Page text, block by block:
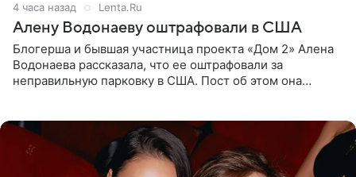
4 часа назад Lenta.Ru
Алену Водонаеву оштрафовали в США
Блогерша и бывшая участница проекта «Дом 2» Алена
Водонаева рассказала, что ее оштрафовали за
неправильную парковку в США. Пост об этом она